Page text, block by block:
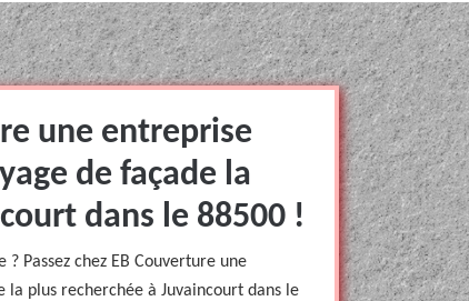
une entreprise
de façade la
dans le 88500 !
Passez chez EB Couverture une
plus recherchée à Juvaincourt dans le